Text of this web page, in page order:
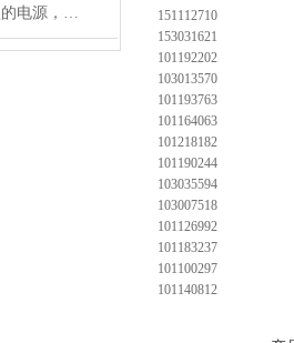
Murr电源是什么类型的电源，主要用于哪些领域？
151112710
153031621
101192202
103013570
101193763
101164063
101218182
101190244
103035594
103007518
101126992
101183237
101100297
101140812